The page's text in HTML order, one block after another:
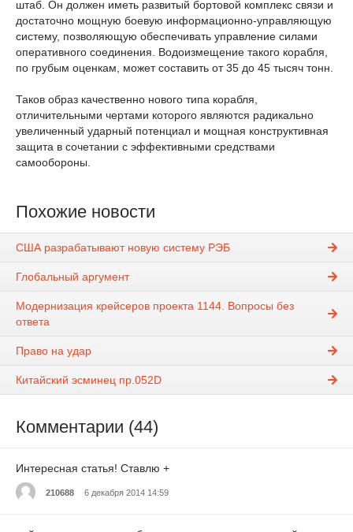
штаб. Он должен иметь развитый бортовой комплекс связи и
достаточно мощную боевую информационно-управляющую
систему, позволяющую обеспечивать управление силами
оперативного соединения. Водоизмещение такого корабля,
по грубым оценкам, может составить от 35 до 45 тысяч тонн.
Таков образ качественно нового типа корабля,
отличительными чертами которого являются радикально
увеличенный ударный потенциал и мощная конструктивная
защита в сочетании с эффективными средствами
самообороны.
Похожие новости
США разрабатывают новую систему РЭБ
Глобальный аргумент
Модернизация крейсеров проекта 1144. Вопросы без
ответа
Право на удар
Китайский эсминец пр.052D
Комментарии (44)
Интересная статья! Ставлю +
210688 6 декабря 2014 14:59